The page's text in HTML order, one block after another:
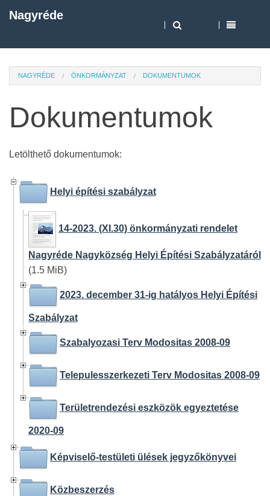
Nagyréde
NAGYRÉDE ÖNKORMÁNYZAT DOKUMENTUMOK
Dokumentumok
Letölthető dokumentumok:
Helyi építési szabályzat
14-2023. (XI.30) önkormányzati rendelet
Nagyréde Nagyközség Helyi Építési Szabályzatáról
(1.5 MiB)
2023. december 31-ig hatályos Helyi Építési
Szabályzat
Szabalyozasi Terv Modositas 2008-09
Telepulesszerkezeti Terv Modositas 2008-09
Területrendezési eszközök egyeztetése
2020-09
Képviselő-testületi ülések jegyzőkönyvei
Közbeszerzés